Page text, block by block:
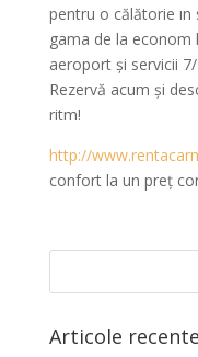
pentru o călătorie
gama de la econom
aeroport și servicii
Rezervă acum și
ritm!
http://
confort la un preț
Articole recente